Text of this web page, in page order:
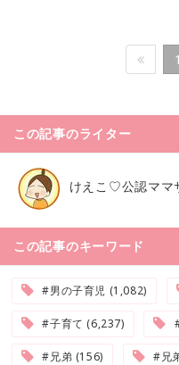
1
この記事のライター
けえこ♡公認ママ
この記事のキーワード
#男の子育児 (1,082)
#子育て (6,237)
#兄弟 (156) #兄